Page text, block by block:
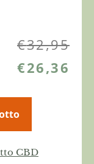
€32,95
€26,36
CBD